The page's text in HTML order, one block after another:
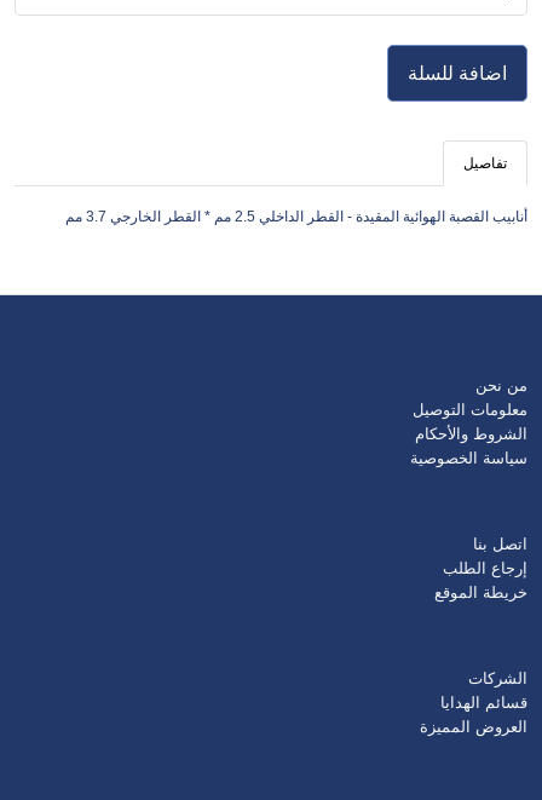
اضافة للسلة
تفاصيل
أنابيب القصبة الهوائية المقيدة - القطر الداخلي 2.5 مم * القطر الخارجي 3.7 مم
من نحن
معلومات التوصيل
الشروط والأحكام
سياسة الخصوصية
اتصل بنا
إرجاع الطلب
خريطة الموقع
الشركات
قسائم الهدايا
العروض المميزة